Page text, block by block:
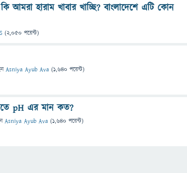
আমরা হারাম খাবার খাচ্ছি? বাংলাদেশে এটি কোন
(2,050 পয়েন্ট)
Asniya Ayub Ava (1,640 পয়েন্ট)
pH এর মান কত?
Asniya Ayub Ava (1,640 পয়েন্ট)